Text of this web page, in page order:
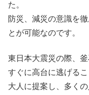
た。
防災、減災の意識を
とが可能なのです。
東日本大震災の際、
すぐに高台に逃げる
大人に提案し、多く